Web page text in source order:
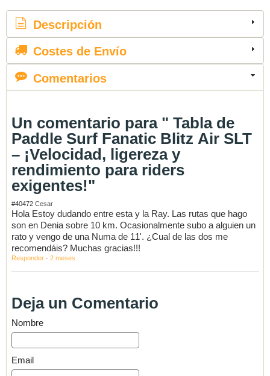
Descripción
Costes de Envío
Comentarios
Un comentario para " Tabla de
Paddle Surf Fanatic Blitz Air SLT
– ¡Velocidad, ligereza y
rendimiento para riders
exigentes!"
#40472 Cesar
Hola Estoy dudando entre esta y la Ray. Las rutas que hago
son en Denia sobre 10 km. Ocasionalmente subo a alguien un
rato y vengo de una Numa de 11'. ¿Cual de las dos me
recomendáis? Muchas gracias!!!
Responder· 2 meses
Deja un Comentario
Nombre
Email